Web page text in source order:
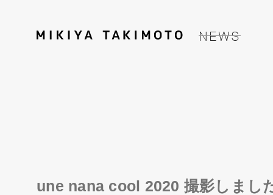
NEWS
une nana cool 2020 撮影しまし